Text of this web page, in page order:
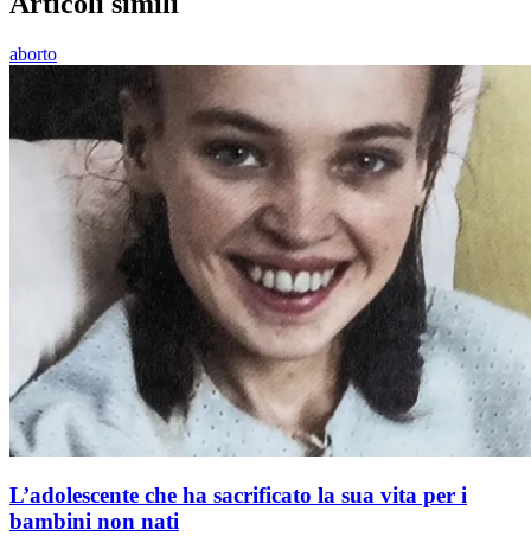
aborto
L’adolescente che ha sacrificato la sua vita per i
bambini non nati